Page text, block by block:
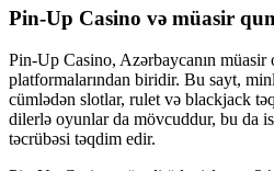
Pin-Up Casino və müasir
Pin-Up Casino, Azərbaycanın müasir
platformalarından biridir. Bu sayt,
cümlədən slotlar, rulet və blackjack
dilerlə oyunlar da mövcuddur, bu da
təcrübəsi təqdim edir.